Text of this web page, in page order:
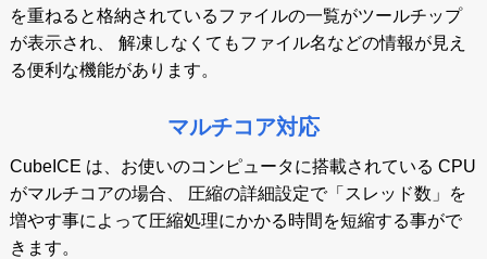
を重ねると格納されているファイルの一覧がツールチップ
が表示され、 解凍しなくてもファイル名などの情報が見え
る便利な機能があります。
マルチコア対応
CubeICE は、お使いのコンピュータに搭載されている CPU
がマルチコアの場合、 圧縮の詳細設定で「スレッド数」を
増やす事によって圧縮処理にかかる時間を短縮する事がで
きます。